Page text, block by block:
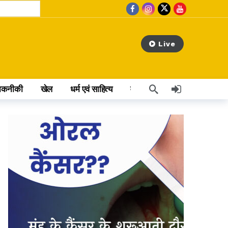
Live
खेल धर्म एवं साहित्य वेब स्टोरी अन्य खबर